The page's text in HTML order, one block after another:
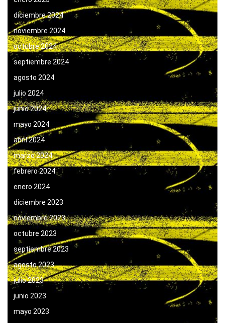
diciembre 2024
noviembre 2024
octubre 2024
septiembre 2024
agosto 2024
julio 2024
junio 2024
mayo 2024
abril 2024
marzo 2024
febrero 2024
enero 2024
diciembre 2023
noviembre 2023
octubre 2023
septiembre 2023
agosto 2023
julio 2023
junio 2023
mayo 2023